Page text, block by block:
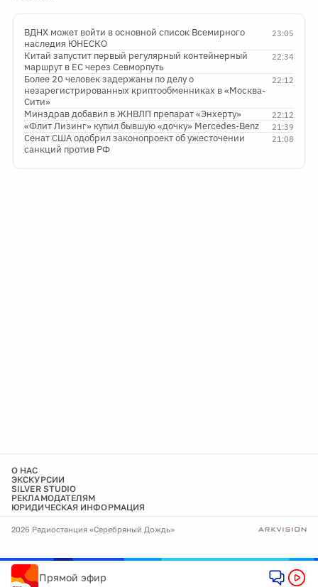
23:05
ВДНХ может войти в основной список Всемирного
наследия ЮНЕСКО
22:34
Китай запустит первый регулярный контейнерный
маршрут в ЕС через Севморпуть
22:12
Более 20 человек задержаны по делу о
незарегистрированных криптообменниках в «Москва-
Сити»
22:12
Минздрав добавил в ЖНВЛП препарат «Энхерту»
21:39
«Флит Лизинг» купил бывшую «дочку» Mercedes-Benz
21:08
Сенат США одобрил законопроект об ужесточении
санкций против РФ
О НАС
ЭКСКУРСИИ
SILVER STUDIO
РЕКЛАМОДАТЕЛЯМ
ЮРИДИЧЕСКАЯ ИНФОРМАЦИЯ
2026 Радиостанция «Серебряный Дождь»
Прямой эфир